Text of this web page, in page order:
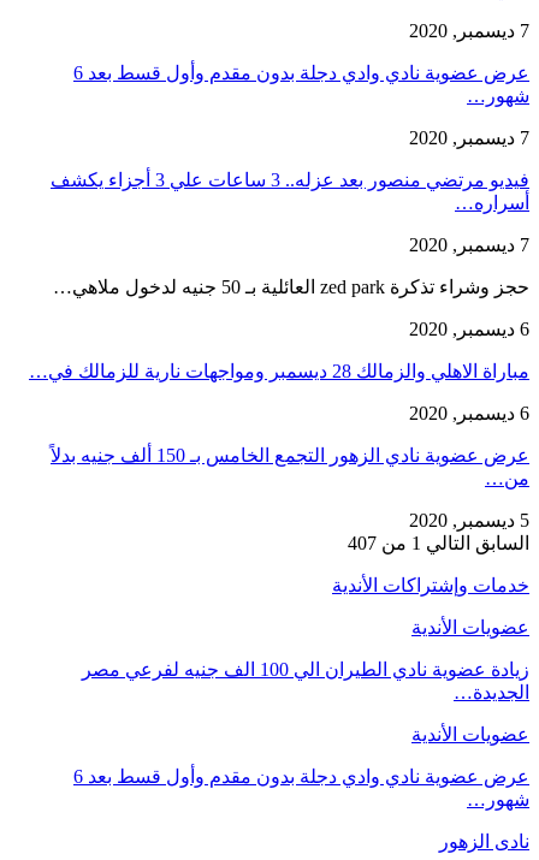
7 ديسمبر, 2020
عرض عضوية نادي وادي دجلة بدون مقدم وأول قسط بعد 6
شهور…
7 ديسمبر, 2020
فيديو مرتضي منصور بعد عزله.. 3 ساعات علي 3 أجزاء يكشف
أسراره…
7 ديسمبر, 2020
حجز وشراء تذكرة zed park العائلية بـ 50 جنيه لدخول ملاهي…
6 ديسمبر, 2020
مباراة الاهلي والزمالك 28 ديسمبر ومواجهات نارية للزمالك في…
6 ديسمبر, 2020
عرض عضوية نادي الزهور التجمع الخامس بـ 150 ألف جنيه بدلاً
من…
5 ديسمبر, 2020
السابق التالي 1 من 407
خدمات وإشتراكات الأندية
عضويات الأندية
زيادة عضوية نادي الطيران الي 100 الف جنيه لفرعي مصر
الجديدة…
عضويات الأندية
عرض عضوية نادي وادي دجلة بدون مقدم وأول قسط بعد 6
شهور…
نادى الزهور